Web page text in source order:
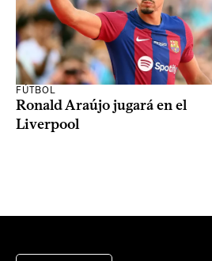
FÚTBOL
Ronald Araújo jugará en el
Liverpool